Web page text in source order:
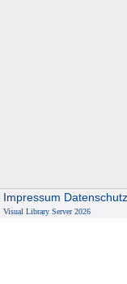
Impressum Datenschutz
Visual Library Server 2026